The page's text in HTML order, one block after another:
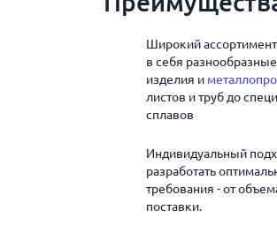
Широкий
в себя
изделия и
листов и труб до
сплавов
Индивидуальный
разработать
требования - от
поставки.